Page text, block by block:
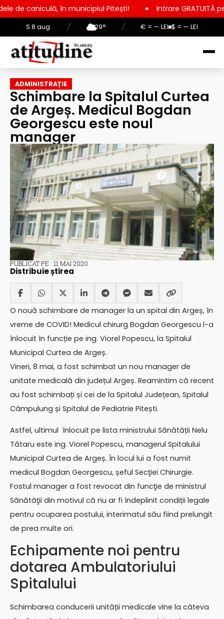
S 8 aug. / 29° / € = — LEI $ = — LEI
în municipiul Pitești! Intrare GRATUITĂ pentru copii,
ADMINISTRAȚIE
Schimbare la Spitalul Curtea
de Argeș. Medicul Bogdan
Georgescu este noul
manager
PUBLICAT PE : 11 MAI 2020
Distribuie știrea
O nouă schimbare de manager la un spital din Argeș, în
vreme de COVID! Medicul chirurg Bogdan Georgescu l-a
înlocuit în funcție pe ing. Viorel Popescu, la Spitalul
Municipal Curtea de Argeș.
Vineri, 8 mai, a fost schimbat un nou manager de
unitate medicală din județul Argeș. Reamintim că recent
au fost schimbați și cei de la Spitalul Județean, Spitalul
Câmpulung și Spitalul de Pediatrie Pitești.
Astfel, ultimul înlocuit pe lista ministrului Sănătății Nelu
Tătaru este ing. Viorel Popescu, managerul Spitalului
Municipal Curtea de Argeș. În locul lui a fost numit
medicul Bogdan Georgescu, șeful Secţiei Chirurgie.
Fostul manager a fost revocat din funcţie de ministrul
Sănătăţii din motivul că nu ar fi îndeplinit condiții legale
pentru ocuparea postului, interimatul său fiind prelungit
de prea multe ori.
Echipamente noi pentru
dotarea Ambulatoriului
Spitalului
Schimbarea conducerii unității medicale vine la câteva